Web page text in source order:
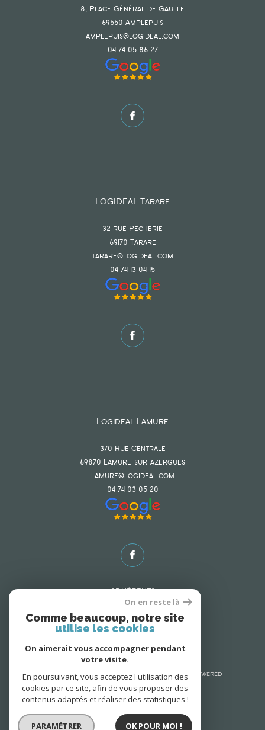
8, Place Général de Gaulle
69550 amplepuis
amplepuis@logideal.com
04 74 05 86 27
LOGIDEAL Tarare
32 rue Pecherie
69170 tarare
tarare@logideal.com
04 74 13 04 15
Logideal Lamure
370 Rue Centrale
69870 lamure-sur-azergues
lamure@logideal.com
04 74 03 05 20
© 2026 | Tous droits réservés | Traduction powered
by Google |
Nos honoraires
Politique RGPD
On en reste là
Comme beaucoup, notre site
utilise les cookies
On aimerait vous accompagner pendant
votre visite.
En poursuivant, vous acceptez l'utilisation des
cookies par ce site, afin de vous proposer des
contenus adaptés et réaliser des statistiques !
PARAMÉTRER OK POUR MOI !